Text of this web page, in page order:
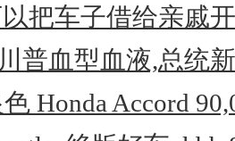
把车子借给亲戚
普血型血液,总统
Honda Accord